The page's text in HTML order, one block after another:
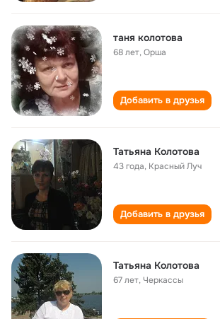
таня колотова
68 лет,Орша
Добавить в друзья
Татьяна Колотова
43 года, Красный Луч
Добавить в друзья
Татьяна Колотова
67 лет,Черкассы